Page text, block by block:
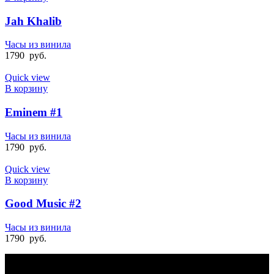
Jah Khalib
Часы из винила
1790 руб.
Quick view
В корзину
Eminem #1
Часы из винила
1790 руб.
Quick view
В корзину
Good Music #2
Часы из винила
1790 руб.